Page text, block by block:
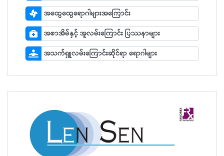
အထွေထွေရောဂါများအကြောင်း
အစာအိမ်နှင့် အူလမ်းကြောင်း ပြဿနာများ
အသက်ရှူလမ်းကြောင်းဆိုင်ရာ ရောဂါများ